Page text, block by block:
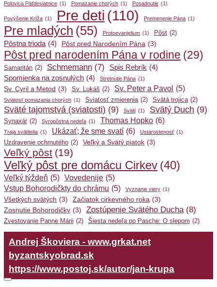
Polovica Päťdesiatnice (1) Pomazanie chorých (1) Posadnutie (1)
Povýšenie Kríža (1) Pre deti (110) Premenenie Pána (1)
Pre mladých (55) Protoevanjelium (1) Pôst (2)
Pôstna trioda (4) Pôst pred Narodením Pána (3)
Pôst pred narodením Pána v rodine (29)
Samaritán (2) Schmemann (7) Spis Rebrík (4)
Spomienka na zosnulých (4) Stretnutie Pána (1)
Sv. Cyril a Metod (3) Sv. Lukáš (2) Sv. Peter a Pavol (5)
Sviatosť pomazania chorých (1) Sviatosť zmierenia (2) Svätá trojica (2)
Sväté tajomstvá (sviatosti) (9) Svätí (1) Svätý Duch (9)
Synaxár (2) Syropôstna nedeľa (1) Thomas Hopko (6)
Traja svätitelia (1) Ukázať; že sme svatí (6) Ustarostenosť (1)
Uzdravenie ochrnutého (2) Veľký a Svätý piatok (3)
Veľký pôst (19)
Veľký pôst pre domácu Cirkev (40)
Veľký týždeň (5) Vovedenije (5)
Vstup Bohorodičkty do chrámu (5) Vyznanie viery (1)
Všetkých svätých (3) Začiatok cirkevného roka (3)
Zosnutie Bohorodičky (3) Zostúpenie Svätého Ducha (8)
Zvestovanie Panne Márii (2) Šiesta nedeľa po Pasche: O slepom (2)
Andrej Škoviera - www.grkat.net
byzantskyobrad.sk
https://www.postoj.sk/autor/jan-krupa